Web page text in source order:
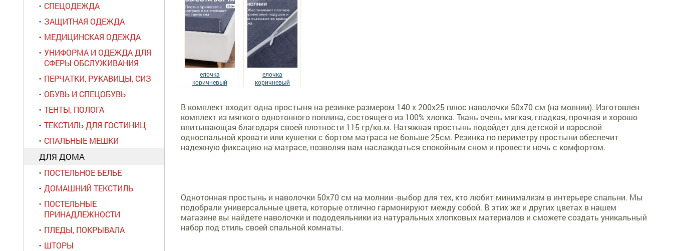
СПЕЦОДЕЖДА
ЗАЩИТНАЯ ОДЕЖДА
МЕДИЦИНСКАЯ ОДЕЖДА
УНИФОРМА И ОДЕЖДА ДЛЯ
СФЕРЫ ОБСЛУЖИВАНИЯ
ПЕРЧАТКИ, РУКАВИЦЫ, СИЗ
ОБУВЬ И СПЕЦОБУВЬ
ТЕНТЫ, ПОЛОГА
ТЕКСТИЛЬ ДЛЯ ГОСТИНИЦ
СПАЛЬНЫЕ МЕШКИ
ДЛЯ ДОМА
ПОСТЕЛЬНОЕ БЕЛЬЕ
ДОМАШНИЙ ТЕКСТИЛЬ
ПОСТЕЛЬНЫЕ
ПРИНАДЛЕЖНОСТИ
ПЛЕДЫ, ПОКРЫВАЛА
ШТОРЫ
елочка
коричневый
елочка
коричневый
В комплект входит одна простыня на резинке размером 140 х 200х25 плюс наволочки 50х70 см (на молнии). Изготовлен
комплект из мягкого однотонного поплина, состоящего из 100% хлопка. Ткань очень мягкая, гладкая, прочная и хорошо
впитывающая благодаря своей плотности 115 гр/кв.м. Натяжная простынь подойдет для детской и взрослой
односпальной кровати или кушетки с бортом матраса не больше 25см. Резинка по периметру простыни обеспечит
надежную фиксацию на матрасе, позволяя вам наслаждаться спокойным сном и провести ночь с комфортом.
Однотонная простынь и наволочки 50х70 см на молнии -выбор для тех, кто любит минимализм в интерьере спальни. Мы
подобрали универсальные цвета, которые отлично гармонируют между собой. В этих же и других цветах в нашем
магазине вы найдете наволочки и пододеяльники из натуральных хлопковых материалов и сможете создать уникальный
набор под стиль своей спальной комнаты.